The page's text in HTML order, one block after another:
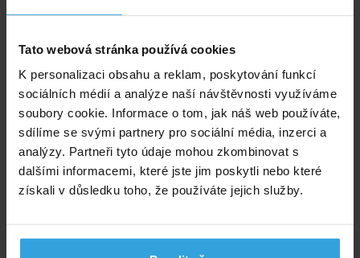
Tato webová stránka používá cookies
K personalizaci obsahu a reklam, poskytování funkcí
sociálních médií a analýze naší návštěvnosti využíváme
soubory cookie. Informace o tom, jak náš web používáte,
sdílíme se svými partnery pro sociální média, inzerci a
analýzy. Partneři tyto údaje mohou zkombinovat s
dalšími informacemi, které jste jim poskytli nebo které
získali v důsledku toho, že používáte jejich služby.
info@bazenyshop.cz
Telefonní číslo neslouží k objednaní zboží
Říčanská 69, 250 84 Sibřina
Vše o nákupu
Obchodní podmínky
Možnosti platby a dopravy
Reklamace
Odstoupení od smlouvy